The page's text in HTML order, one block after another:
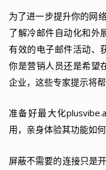
为了进一步提升你的网
了解冷邮件自动化和外
有效的电子邮件活动、
你是营销人员还是希望
企业，这些专家提示将
准备好最大化
用，亲身体验其功能如
屏蔽不需要的连接只是